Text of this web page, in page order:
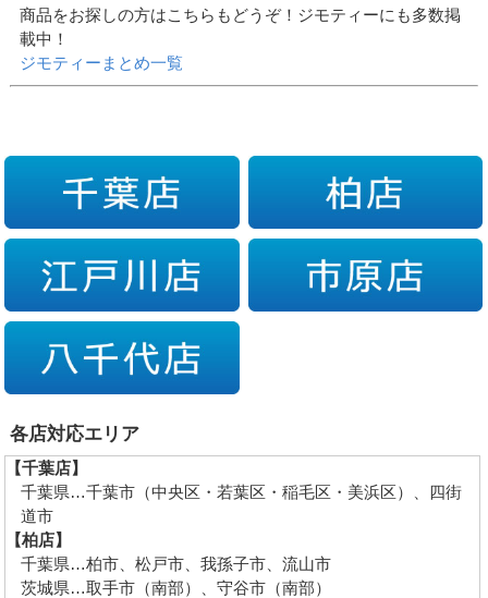
商品をお探しの方はこちらもどうぞ！ジモティーにも多数掲
載中！
ジモティーまとめ一覧
各店対応エリア
【千葉店】
千葉県…千葉市（中央区・若葉区・稲毛区・美浜区）、四街
道市
【柏店】
千葉県…柏市、松戸市、我孫子市、流山市
茨城県…取手市（南部）、守谷市（南部）